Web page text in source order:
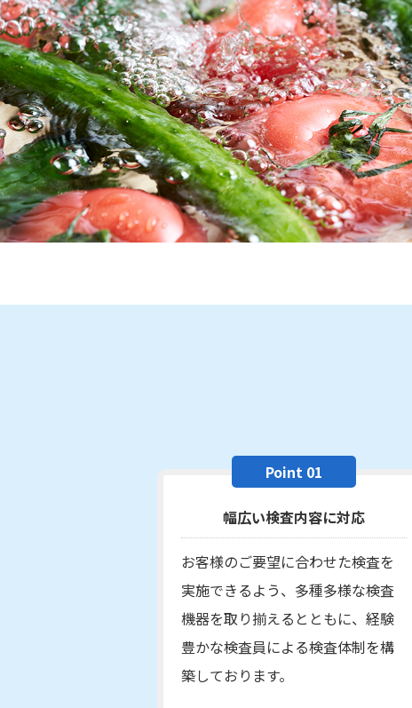
Point 01
幅広い検査内容に対応
お客様のご要望に合わせた検査を
実施できるよう、多種多様な検査
機器を取り揃えるとともに、経験
豊かな検査員による検査体制を構
築しております。